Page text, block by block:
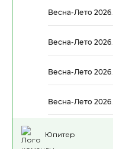
Весна-Лето 2026.
Весна-Лето 2026.
Весна-Лето 2026.
Весна-Лето 2026.
Юпитер